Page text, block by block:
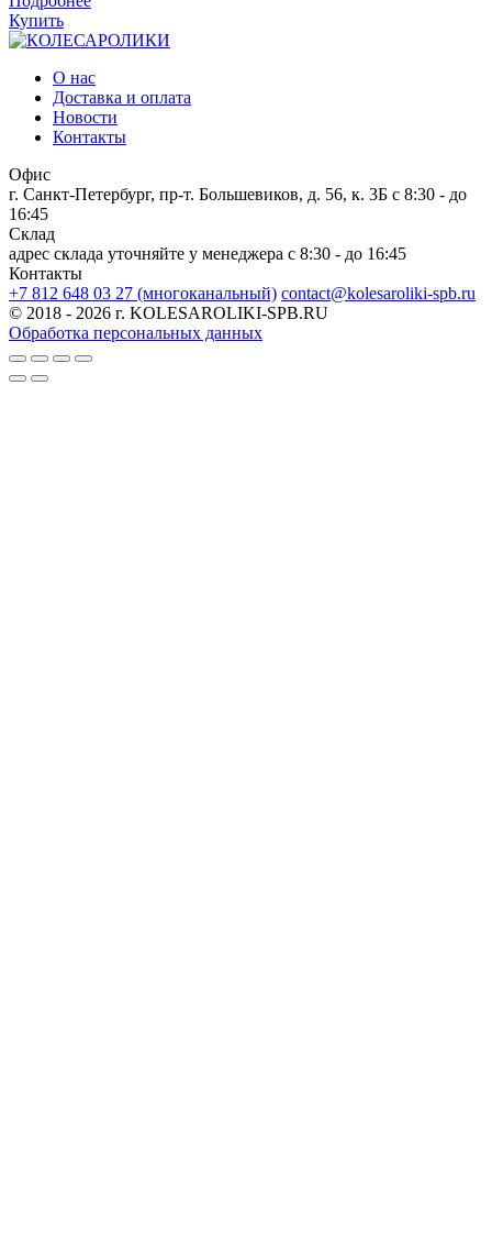
Купить
О нас
Доставка и оплата
Новости
Контакты
Офис
г. Санкт-Петербург, пр-т. Большевиков, д. 56, к. 3Б c 8:30 - до
16:45
Склад
адрес склада уточняйте у менеджера c 8:30 - до 16:45
Контакты
+7 812 648 03 27 (многоканальный) contact@kolesaroliki-spb.ru
© 2018 - 2026 г. KOLESAROLIKI-SPB.RU
Обработка персональных данных